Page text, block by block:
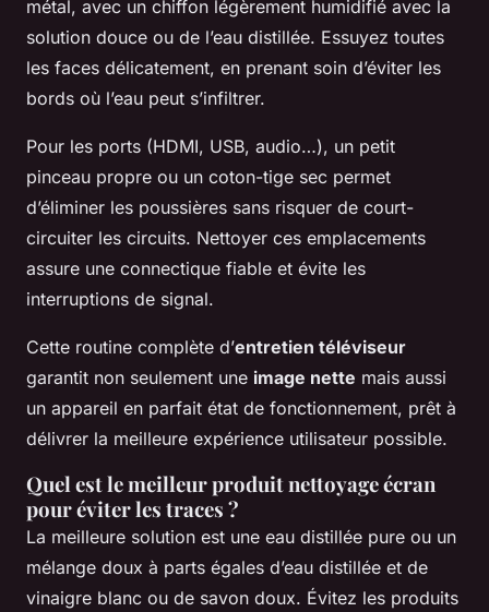
métal, avec un chiffon légèrement humidifié avec la
solution douce ou de l’eau distillée. Essuyez toutes
les faces délicatement, en prenant soin d’éviter les
bords où l’eau peut s’infiltrer.
Pour les ports (HDMI, USB, audio…), un petit
pinceau propre ou un coton-tige sec permet
d’éliminer les poussières sans risquer de court-
circuiter les circuits. Nettoyer ces emplacements
assure une connectique fiable et évite les
interruptions de signal.
Cette routine complète d’entretien téléviseur
garantit non seulement une image nette mais aussi
un appareil en parfait état de fonctionnement, prêt à
délivrer la meilleure expérience utilisateur possible.
Quel est le meilleur produit nettoyage écran
pour éviter les traces ?
La meilleure solution est une eau distillée pure ou un
mélange doux à parts égales d’eau distillée et de
vinaigre blanc ou de savon doux. Évitez les produits